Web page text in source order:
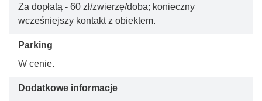
Za dopłatą - 60 zł/zwierzę/doba; konieczny
wcześniejszy kontakt z obiektem.
Parking
W cenie.
Dodatkowe informacje